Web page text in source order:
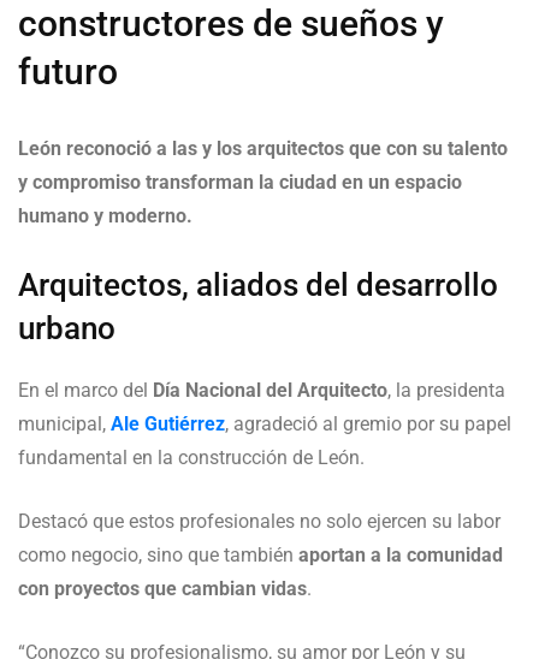
constructores de sueños y
futuro
León reconoció a las y los arquitectos que con su talento
y compromiso transforman la ciudad en un espacio
humano y moderno.
Arquitectos, aliados del desarrollo
urbano
En el marco del Día Nacional del Arquitecto, la presidenta
municipal, Ale Gutiérrez, agradeció al gremio por su papel
fundamental en la construcción de León.
Destacó que estos profesionales no solo ejercen su labor
como negocio, sino que también aportan a la comunidad
con proyectos que cambian vidas.
“Conozco su profesionalismo, su amor por León y su